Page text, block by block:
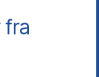
fra